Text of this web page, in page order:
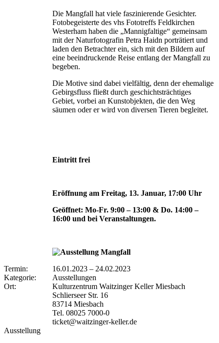
Die Mangfall hat viele faszinierende Gesichter.
Fotobegeisterte des vhs Fototreffs Feldkirchen
Westerham haben die „Mannigfaltige“ gemeinsam
mit der Naturfotografin Petra Haidn porträtiert und
laden den Betrachter ein, sich mit den Bildern auf
eine beeindruckende Reise entlang der Mangfall zu
begeben.
Die Motive sind dabei vielfältig, denn der ehemalige
Gebirgsfluss fließt durch geschichtsträchtiges
Gebiet, vorbei an Kunstobjekten, die den Weg
säumen oder er wird von diversen Tieren begleitet.
Eintritt frei
Eröffnung am Freitag, 13. Januar, 17:00 Uhr
Geöffnet: Mo-Fr. 9:00 – 13:00 & Do. 14:00 –
16:00 und bei Veranstaltungen.
Termin: 16.01.2023 – 24.02.2023
Kategorie:
Ausstellungen
Ort:
Kulturzentrum Waitzinger Keller Miesbach
Schlierseer Str. 16
83714 Miesbach
Tel. 08025 7000-0
ticket@waitzinger-keller.de
Ausstellung